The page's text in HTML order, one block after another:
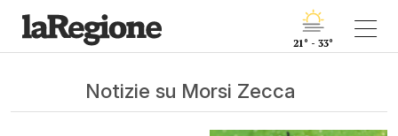
21° - 33°
Notizie su Morsi Zecca